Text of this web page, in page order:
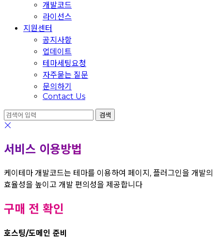
개발코드
라이선스
지원센터
공지사항
업데이트
테마세팅요청
자주묻는 질문
문의하기
Contact Us
서비스 이용방법
케이테마 개발코드는 테마를 이용하여 페이지, 플러그인을 개발의
효율성을 높이고 개발 편의성을 제공합니다
구매 전 확인
호스팅/도메인 준비